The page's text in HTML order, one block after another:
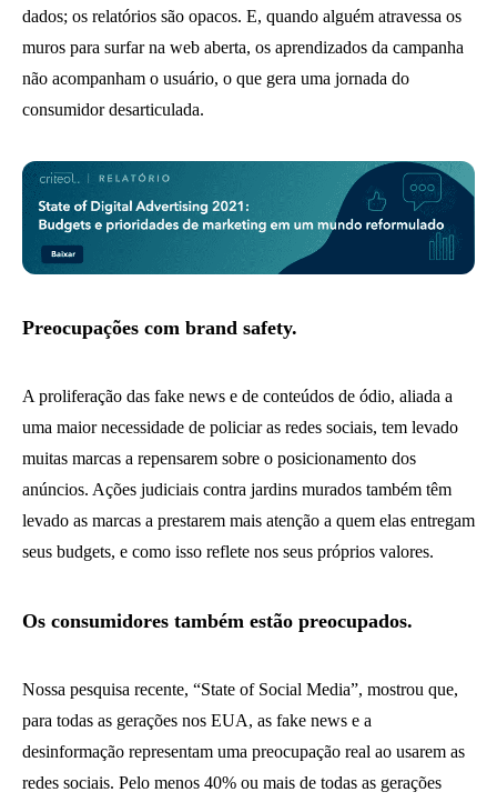
dados; os relatórios são opacos. E, quando alguém atravessa os
muros para surfar na web aberta, os aprendizados da campanha
não acompanham o usuário, o que gera uma jornada do
consumidor desarticulada.
Preocupações com brand safety.
A proliferação das fake news e de conteúdos de ódio, aliada a
uma maior necessidade de policiar as redes sociais, tem levado
muitas marcas a repensarem sobre o posicionamento dos
anúncios. Ações judiciais contra jardins murados também têm
levado as marcas a prestarem mais atenção a quem elas entregam
seus budgets, e como isso reflete nos seus próprios valores.
Os consumidores também estão preocupados.
Nossa pesquisa recente, “State of Social Media”, mostrou que,
para todas as gerações nos EUA, as fake news e a
desinformação representam uma preocupação real ao usarem as
redes sociais. Pelo menos 40% ou mais de todas as gerações